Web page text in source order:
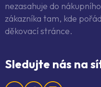
nezasahuje do
zákazníka tam, kde
děkovací stránce.
Sledujte nás na